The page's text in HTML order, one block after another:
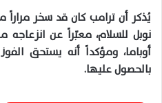
يُذكر أن ترامب كان قد سخر مراراً
نوبل للسلام، معبّراً عن
أوباما، ومؤكداً أنه يستحق
بالحصول عليها.